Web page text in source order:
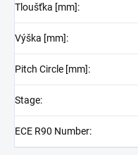
Tloušťka [mm]:
Výška [mm]:
Pitch Circle [mm]:
Stage:
ECE R90 Number: